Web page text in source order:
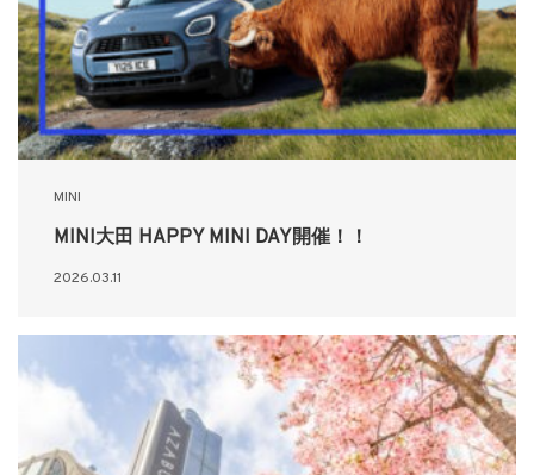
MINI
MINI大田 HAPPY MINI DAY開催！！
2026.03.11